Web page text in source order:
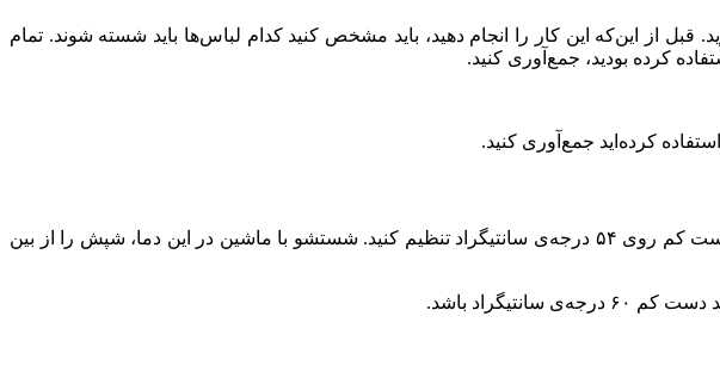
از این‌که این کار را انجام دهید، باید مشخص کنید کدام لباس‌ها باید شسته شوند. تمام
کرده بودید، جمع‌آوری کنید.
کرده‌اید جمع‌آوری کنید.
پس از جمع‌آوری همه‌ی لباس‌ها، باید آن‌ها را در دمای بالا در دستگاه ماشین لباسشویی شستشو دهید. باید دما را دست کم روی ۵۴ درجه‌ی سانتیگراد تنظیم کنید. شستشو با ماشین در این دما، شپش را از بین
باشد.